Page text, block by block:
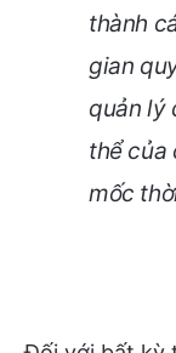
thành
gian
quản lý
thể của
mốc